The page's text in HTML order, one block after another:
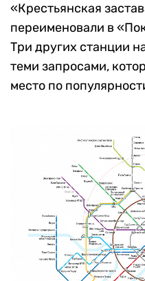
«Крестьянская
переименовали в
Три других станции
теми запросами,
место по